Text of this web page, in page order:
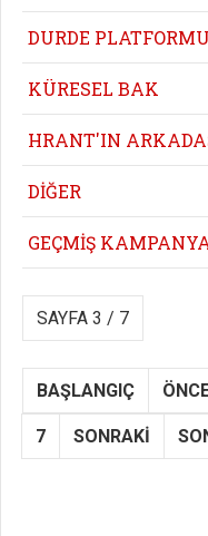
DURDE PLATFORMU
KÜRESEL BAK
HRANT'IN
DİĞER
GEÇMİŞ
SAYFA 3 / 7
BAŞLANGIÇ
7 SONRAKI